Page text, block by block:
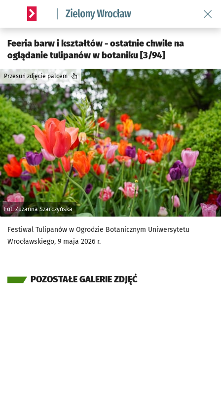
Serwis informacyjny wroclaw.pl podserwis: Środowisko we
Feeria barw i kształtów - ostatnie chwile na
oglądanie tulipanów w botaniku [3/94]
Fot. Zuzanna Szarczyńska
Przesuń zdjęcie palcem
Festiwal Tulipanów w Ogrodzie Botanicznym Uniwersytetu
Wrocławskiego, 9 maja 2026 r.
POZOSTAŁE GALERIE ZDJĘĆ